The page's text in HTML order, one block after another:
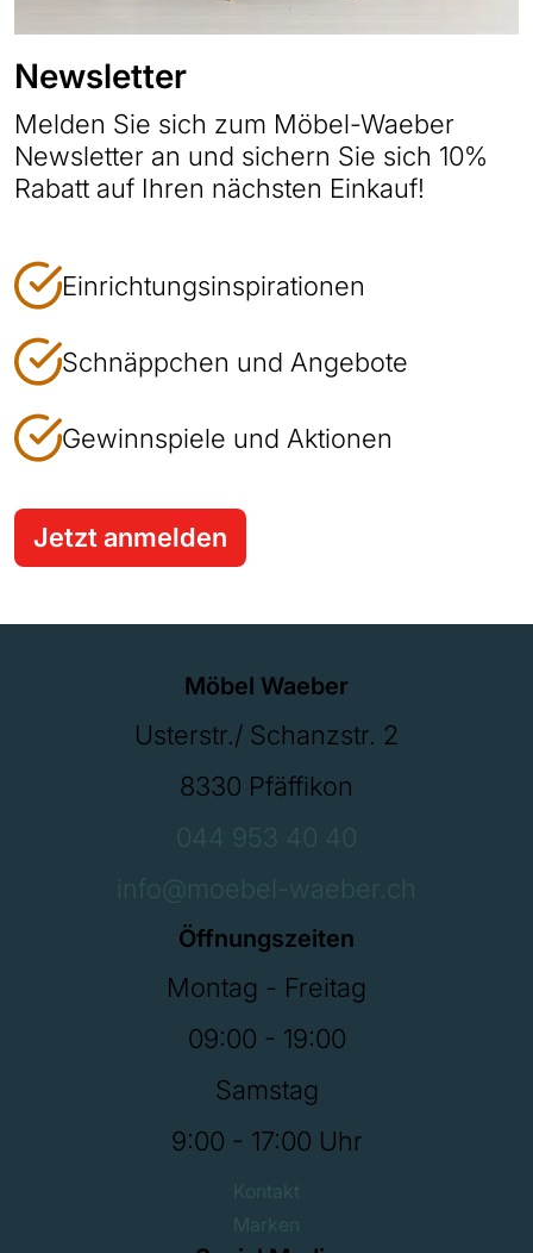
Newsletter
Melden Sie sich zum Möbel-Waeber
Newsletter an und sichern Sie sich 10%
Rabatt auf Ihren nächsten Einkauf!
Einrichtungsinspirationen
Schnäppchen und Angebote
Gewinnspiele und Aktionen
Jetzt anmelden
Möbel Waeber
Usterstr./ Schanzstr. 2
8330 Pfäffikon
044 953 40 40
info@moebel-waeber.ch
Öffnungszeiten
Montag - Freitag
09:00 - 19:00
Samstag
9:00 - 17:00 Uhr
Kontakt
Marken